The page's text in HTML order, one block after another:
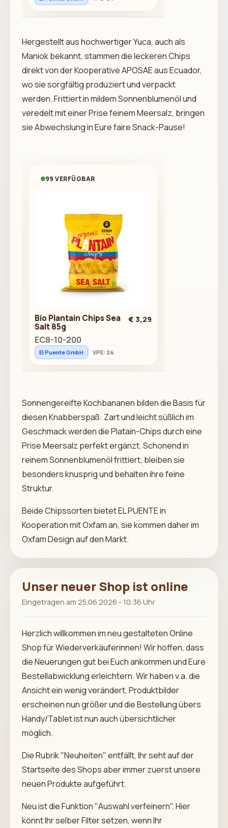
Hergestellt aus hochwertiger Yuca, auch als
Maniok bekannt, stammen die leckeren Chips
direkt von der Kooperative APOSAE aus Ecuador,
wo sie sorgfältig produziert und verpackt
werden. Frittiert in mildem Sonnenblumenöl und
veredelt mit einer Prise feinem Meersalz, bringen
sie Abwechslung in Eure faire Snack-Pause!
99 VERFÜGBAR
Bio Plantain Chips Sea
Salt 85g
EC8-10-200
€ 3,29
El Puente GmbH VPE: 24
Sonnengereifte Kochbananen bilden die Basis für
diesen Knabberspaß: Zart und leicht süßlich im
Geschmack werden die Platain-Chips durch eine
Prise Meersalz perfekt ergänzt. Schonend in
reinem Sonnenblumenöl frittiert, bleiben sie
besonders knusprig und behalten ihre feine
Struktur.
Beide Chipssorten bietet EL PUENTE in
Kooperation mit Oxfam an, sie kommen daher im
Oxfam Design auf den Markt.
Unser neuer Shop ist online
Eingetragen am 25.06.2026 - 10:36 Uhr
Herzlich willkommen im neu gestalteten Online
Shop für Wiederverkäuferinnen! Wir hoffen, dass
die Neuerungen gut bei Euch ankommen und Eure
Bestellabwicklung erleichtern. Wir haben v.a. die
Ansicht ein wenig verändert, Produktbilder
erscheinen nun größer und die Bestellung übers
Handy/Tablet ist nun auch übersichtlicher
möglich.
Die Rubrik "Neuheiten" entfällt, Ihr seht auf der
Startseite des Shops aber immer zuerst unsere
neuen Produkte aufgeführt.
Neu ist die Funktion "Auswahl verfeinern". Hier
könnt Ihr selber Filter setzen, wenn Ihr